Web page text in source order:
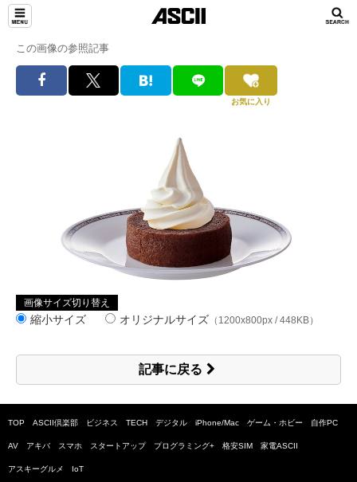
この画像の参照記事
お気に入り
画像サイズ切り替え
縮小サイズ オリジナルサイズ （1200x800px / 448KB）
記事に戻る
TOP ASCII倶楽部 ビジネス TECH デジタル iPhone/Mac ゲーム・ホビー 自作PC
AV アキバ スマホ スタートアップ プログラミング+ 格安SIM 家電ASCII
アスキーグルメ IoT